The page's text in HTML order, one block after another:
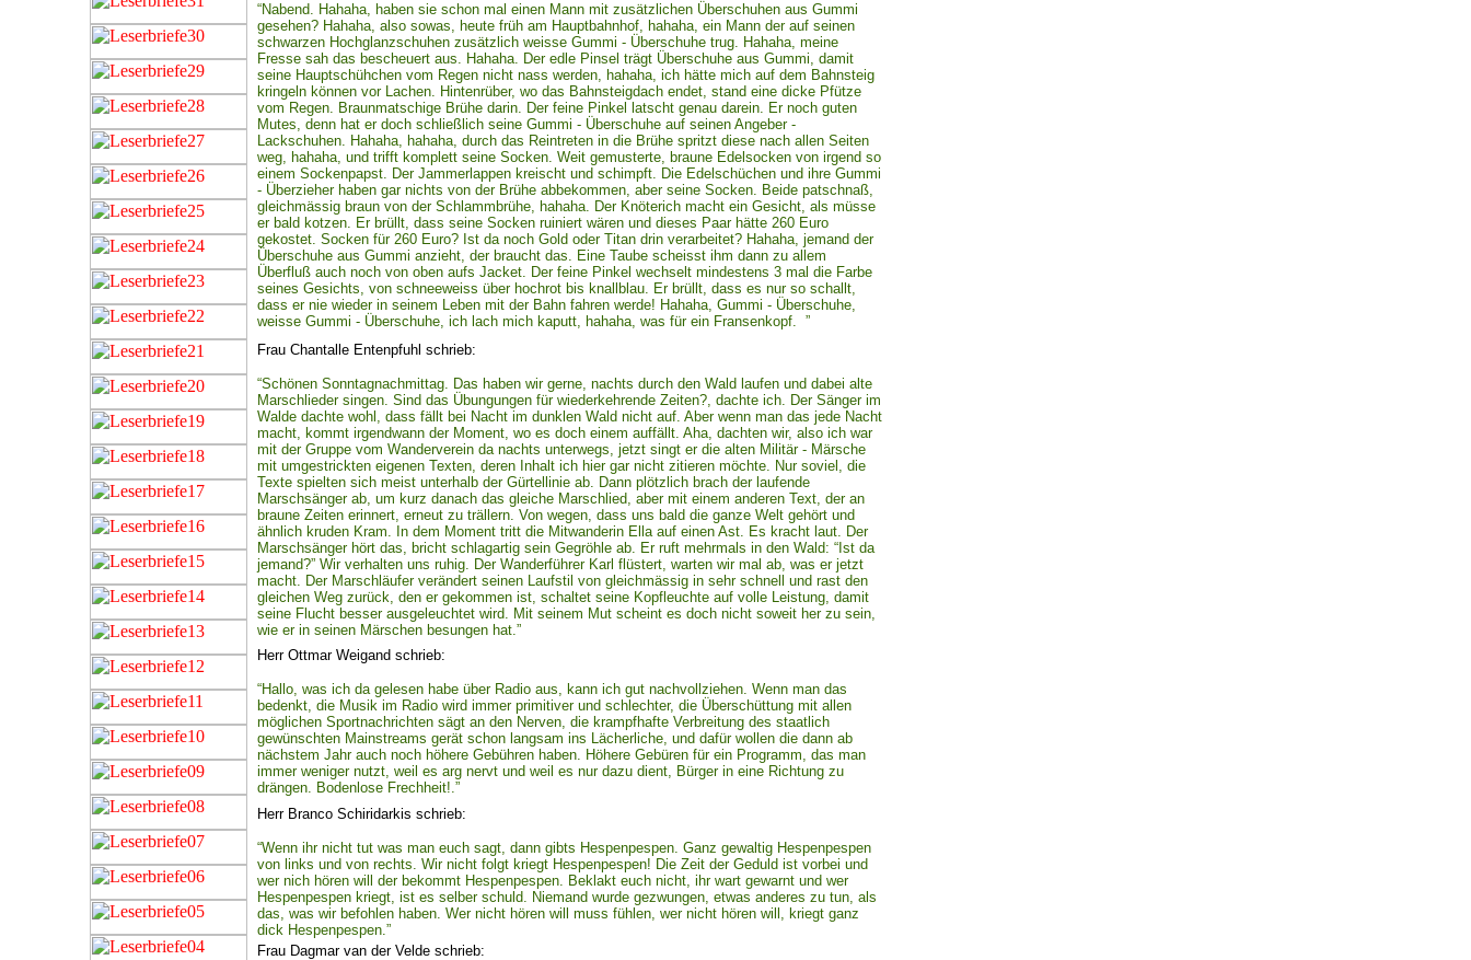
“Nabend. Hahaha, haben sie schon mal einen Mann mit zusätzlichen Überschuhen aus Gummi
gesehen? Hahaha, also sowas, heute früh am Hauptbahnhof, hahaha, ein Mann der auf seinen
schwarzen Hochglanzschuhen zusätzlich weisse Gummi - Überschuhe trug. Hahaha, meine
Fresse sah das bescheuert aus. Hahaha. Der edle Pinsel trägt Überschuhe aus Gummi, damit
seine Hauptschühchen vom Regen nicht nass werden, hahaha, ich hätte mich auf dem Bahnsteig
kringeln können vor Lachen. Hintenrüber, wo das Bahnsteigdach endet, stand eine dicke Pfütze
vom Regen. Braunmatschige Brühe darin. Der feine Pinkel latscht genau darein. Er noch guten
Mutes, denn hat er doch schließlich seine Gummi - Überschuhe auf seinen Angeber -
Lackschuhen. Hahaha, hahaha, durch das Reintreten in die Brühe spritzt diese nach allen Seiten
weg, hahaha, und trifft komplett seine Socken. Weit gemusterte, braune Edelsocken von irgend so
einem Sockenpapst. Der Jammerlappen kreischt und schimpft. Die Edelschüchen und ihre Gummi
- Überzieher haben gar nichts von der Brühe abbekommen, aber seine Socken. Beide patschnaß,
gleichmässig braun von der Schlammbrühe, hahaha. Der Knöterich macht ein Gesicht, als müsse
er bald kotzen. Er brüllt, dass seine Socken ruiniert wären und dieses Paar hätte 260 Euro
gekostet. Socken für 260 Euro? Ist da noch Gold oder Titan drin verarbeitet? Hahaha, jemand der
Überschuhe aus Gummi anzieht, der braucht das. Eine Taube scheisst ihm dann zu allem
Überfluß auch noch von oben aufs Jacket. Der feine Pinkel wechselt mindestens 3 mal die Farbe
seines Gesichts, von schneeweiss über hochrot bis knallblau. Er brüllt, dass es nur so schallt,
dass er nie wieder in seinem Leben mit der Bahn fahren werde! Hahaha, Gummi - Überschuhe,
weisse Gummi - Überschuhe, ich lach mich kaputt, hahaha, was für ein Fransenkopf. ”
Frau Chantalle Entenpfuhl schrieb:
“Schönen Sonntagnachmittag. Das haben wir gerne, nachts durch den Wald laufen und dabei alte
Marschlieder singen. Sind das Übungungen für wiederkehrende Zeiten?, dachte ich. Der Sänger im
Walde dachte wohl, dass fällt bei Nacht im dunklen Wald nicht auf. Aber wenn man das jede Nacht
macht, kommt irgendwann der Moment, wo es doch einem auffällt. Aha, dachten wir, also ich war
mit der Gruppe vom Wanderverein da nachts unterwegs, jetzt singt er die alten Militär - Märsche
mit umgestrickten eigenen Texten, deren Inhalt ich hier gar nicht zitieren möchte. Nur soviel, die
Texte spielten sich meist unterhalb der Gürtellinie ab. Dann plötzlich brach der laufende
Marschsänger ab, um kurz danach das gleiche Marschlied, aber mit einem anderen Text, der an
braune Zeiten erinnert, erneut zu trällern. Von wegen, dass uns bald die ganze Welt gehört und
ähnlich kruden Kram. In dem Moment tritt die Mitwanderin Ella auf einen Ast. Es kracht laut. Der
Marschsänger hört das, bricht schlagartig sein Gegröhle ab. Er ruft mehrmals in den Wald: “Ist da
jemand?” Wir verhalten uns ruhig. Der Wanderführer Karl flüstert, warten wir mal ab, was er jetzt
macht. Der Marschläufer verändert seinen Laufstil von gleichmässig in sehr schnell und rast den
gleichen Weg zurück, den er gekommen ist, schaltet seine Kopfleuchte auf volle Leistung, damit
seine Flucht besser ausgeleuchtet wird. Mit seinem Mut scheint es doch nicht soweit her zu sein,
wie er in seinen Märschen besungen hat.”
Herr Ottmar Weigand schrieb:
“Hallo, was ich da gelesen habe über Radio aus, kann ich gut nachvollziehen. Wenn man das
bedenkt, die Musik im Radio wird immer primitiver und schlechter, die Überschüttung mit allen
möglichen Sportnachrichten sägt an den Nerven, die krampfhafte Verbreitung des staatlich
gewünschten Mainstreams gerät schon langsam ins Lächerliche, und dafür wollen die dann ab
nächstem Jahr auch noch höhere Gebühren haben. Höhere Gebüren für ein Programm, das man
immer weniger nutzt, weil es arg nervt und weil es nur dazu dient, Bürger in eine Richtung zu
drängen. Bodenlose Frechheit!.”
Herr Branco Schiridarkis schrieb:
“Wenn ihr nicht tut was man euch sagt, dann gibts Hespenpespen. Ganz gewaltig Hespenpespen
von links und von rechts. Wir nicht folgt kriegt Hespenpespen! Die Zeit der Geduld ist vorbei und
wer nich hören will der bekommt Hespenpespen. Beklakt euch nicht, ihr wart gewarnt und wer
Hespenpespen kriegt, ist es selber schuld. Niemand wurde gezwungen, etwas anderes zu tun, als
das, was wir befohlen haben. Wer nicht hören will muss fühlen, wer nicht hören will, kriegt ganz
dick Hespenpespen.”
Frau Dagmar van der Velde schrieb: